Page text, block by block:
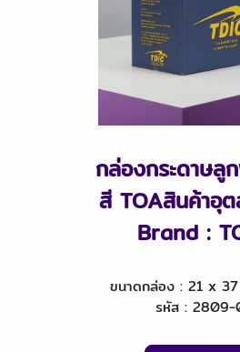
กล่องกระดาษลู
สี TOAสินค้าอุ
Brand :
ขนาดกล่อง : 21 x
รหัส : 2809-